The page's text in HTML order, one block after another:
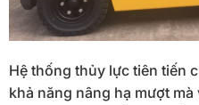
Hệ thống thủy lực tiên tiến
khả năng nâng hạ mượt